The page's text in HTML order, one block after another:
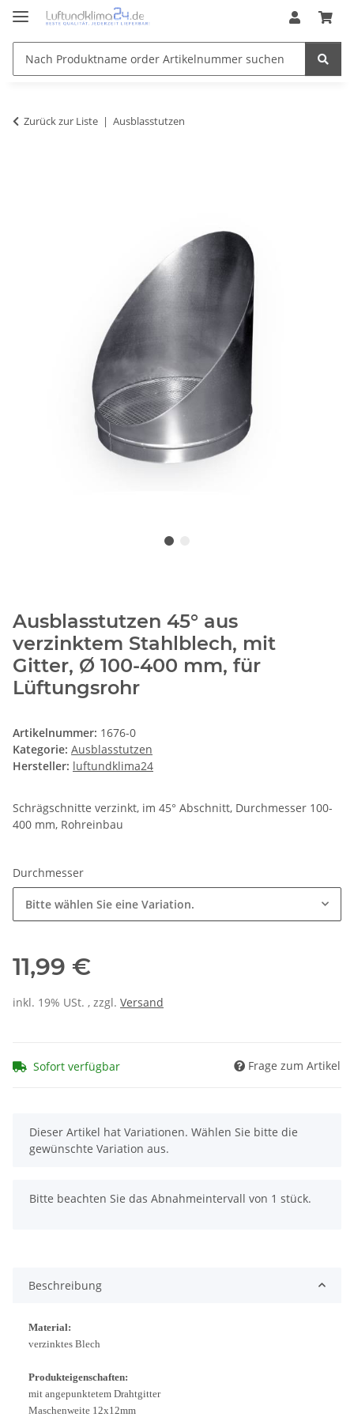
Zurück zur Liste Ausblasstutzen
Ausblasstutzen 45° aus
verzinktem Stahlblech, mit
Gitter, Ø 100-400 mm, für
Lüftungsrohr
Artikelnummer: 1676-0
Kategorie: Ausblasstutzen
Hersteller: luftundklima24
Schrägschnitte verzinkt, im 45° Abschnitt, Durchmesser 100-
400 mm, Rohreinbau
Durchmesser
Bitte wählen Sie eine Variation.
11,99 €
inkl. 19% USt. , zzgl. Versand
Sofort verfügbar Frage zum Artikel
x
Dieser Artikel hat Variationen. Wählen Sie bitte die
gewünschte Variation aus.
x
Bitte beachten Sie das Abnahmeintervall von 1 stück.
Beschreibung
Material:
verzinktes Blech
Produkteigenschaften:
mit angepunktetem Drahtgitter
Maschenweite 12x12mm